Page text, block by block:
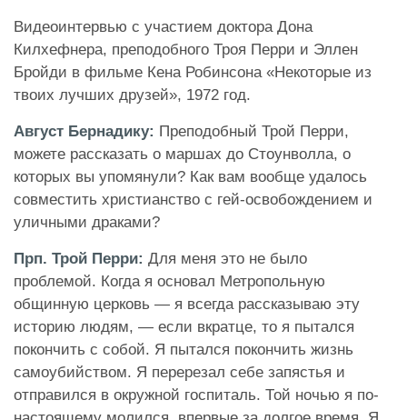
Видеоинтервью с участием доктора Дона
Килхефнера, преподобного Троя Перри и Эллен
Бройди в фильме Кена Робинсона «Некоторые из
твоих лучших друзей», 1972 год.
Август Бернадику: Преподобный Трой Перри,
можете рассказать о маршах до Стоунволла, о
которых вы упомянули? Как вам вообще удалось
совместить христианство с гей-освобождением и
уличными драками?
Прп. Трой Перри: Для меня это не было
проблемой. Когда я основал Метропольную
общинную церковь — я всегда рассказываю эту
историю людям, — если вкратце, то я пытался
покончить с собой. Я пытался покончить жизнь
самоубийством. Я перерезал себе запястья и
отправился в окружной госпиталь. Той ночью я по-